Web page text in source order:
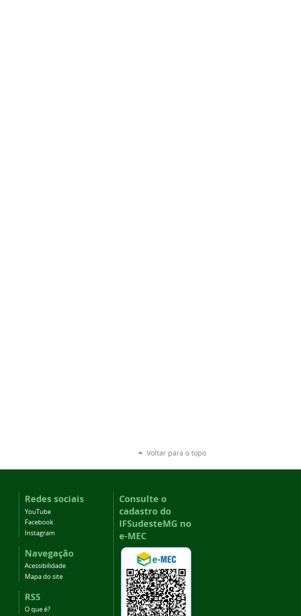
Voltar para o topo
Redes sociais
YouTube
Facebook
Instagram
Navegação
Acessibilidade
Mapa do site
RSS
O que é?
Consulte o
cadastro do
IFSudesteMG no
e-MEC